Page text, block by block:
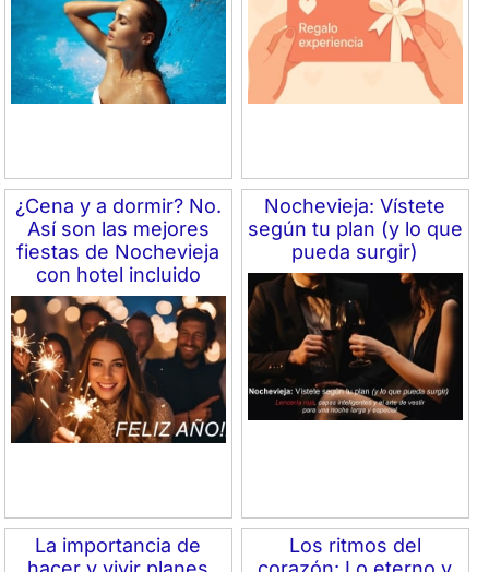
¿Cena y a dormir? No.
Así son las mejores
fiestas de Nochevieja
con hotel incluido
Nochevieja: Vístete
según tu plan (y lo que
pueda surgir)
La importancia de
Los ritmos del